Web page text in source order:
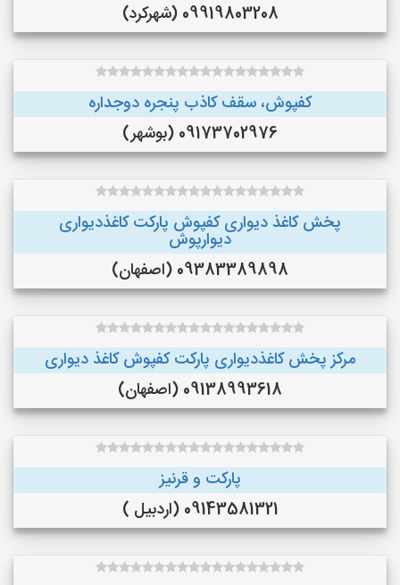
09919803208 (شهرکرد)
کفپوش، سقف کاذب پنجره دوجداره
09173702976 (بوشهر)
پخش کاغذ دیواری کفپوش پارکت کاغذدیواری
دیوارپوش
09383389898 (اصفهان)
مرکز پخش کاغذدیواری پارکت کفپوش کاغذ دیواری
09138993618 (اصفهان)
پارکت و قرنیز
09143581321 (اردبیل )